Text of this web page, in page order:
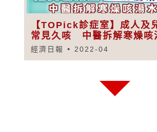
【TOPick診症室】成人及
常見久咳 中醫拆解寒燥咳
經濟日報 2022-04